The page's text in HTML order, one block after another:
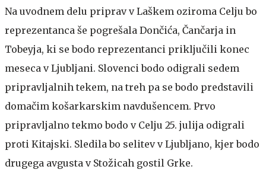
Na uvodnem delu priprav v Laškem oziroma Celju bo
reprezentanca še pogrešala Dončića, Čančarja in
Tobeyja, ki se bodo reprezentanci priključili konec
meseca v Ljubljani. Slovenci bodo odigrali sedem
pripravljalnih tekem, na treh pa se bodo predstavili
domačim košarkarskim navdušencem. Prvo
pripravljalno tekmo bodo v Celju 25. julija odigrali
proti Kitajski. Sledila bo selitev v Ljubljano, kjer bodo
drugega avgusta v Stožicah gostil Grke.